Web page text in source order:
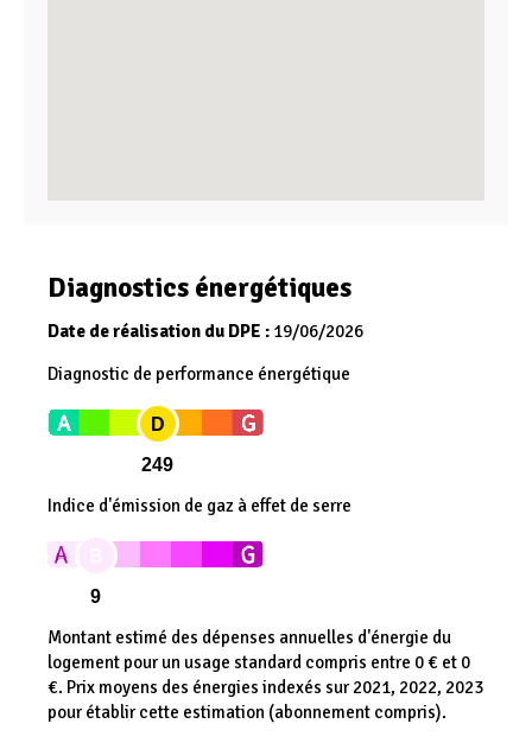
Diagnostics énergétiques
Date de réalisation du DPE : 19/06/2026
Diagnostic de performance énergétique
D
249
Indice d'émission de gaz à effet de serre
9
Montant estimé des dépenses annuelles d'énergie du
logement pour un usage standard compris entre 0 € et 0
€. Prix moyens des énergies indexés sur 2021, 2022, 2023
pour établir cette estimation (abonnement compris).